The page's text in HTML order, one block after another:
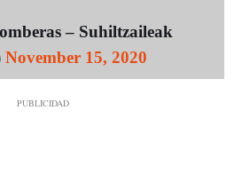
– Suhiltzaileak
November 15, 2020